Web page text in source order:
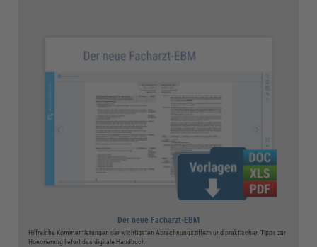
Der neue Facharzt-EBM
Hilfreiche Kommentierungen der wichtigsten Abrechnungsziffern und praktischen Tipps zur
Honorierung liefert das digitale Handbuch